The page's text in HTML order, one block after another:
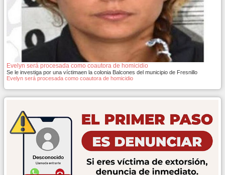
Evelyn será procesada como coautora de homicidio
Se le investiga por una víctimaen la colonia Balcones del municipio de Fresnillo
Evelyn será procesada como coautora de homicidio